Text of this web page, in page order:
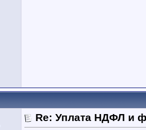
Re: Уплата НДФЛ и